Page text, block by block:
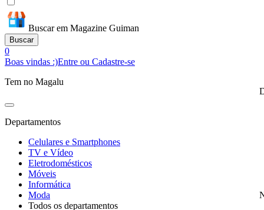
Buscar em Magazine Guiman
Buscar
0
Boas vindas :)Entre ou Cadastre-se
Tem no Magalu
Departamentos
Celulares e Smartphones
TV e Vídeo
Eletrodomésticos
Móveis
Informática
Moda
Todos os departamentos